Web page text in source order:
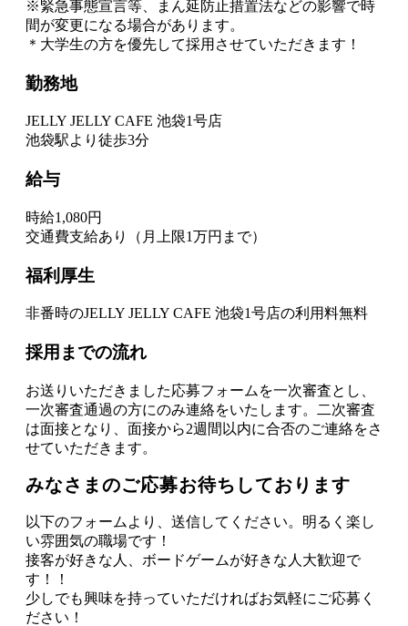
※緊急事態宣言等、まん延防止措置法などの影響で時
間が変更になる場合があります。
＊大学生の方を優先して採用させていただきます！
勤務地
JELLY JELLY CAFE 池袋1号店
池袋駅より徒歩3分
給与
時給1,080円
交通費支給あり（月上限1万円まで）
福利厚生
非番時のJELLY JELLY CAFE 池袋1号店の利用料無料
採用までの流れ
お送りいただきました応募フォームを一次審査とし、
一次審査通過の方にのみ連絡をいたします。二次審査
は面接となり、面接から2週間以内に合否のご連絡をさ
せていただきます。
みなさまのご応募お待ちしております
以下のフォームより、送信してください。明るく楽し
い雰囲気の職場です！
接客が好きな人、ボードゲームが好きな人大歓迎で
す！！
少しでも興味を持っていただければお気軽にご応募く
ださい！